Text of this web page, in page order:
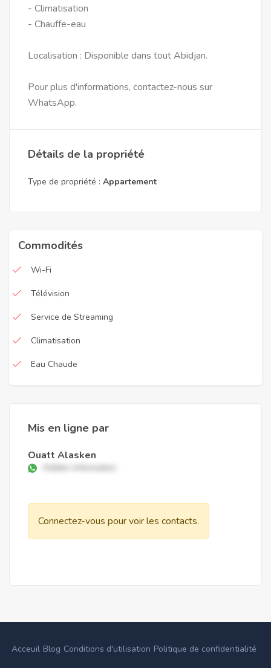
- Climatisation
- Chauffe-eau
Localisation : Disponible dans tout Abidjan.
Pour plus d'informations, contactez-nous sur
Détails de la propriété
Type de propriété : Appartement
Commodités
Wi-Fi
Télévision
Service de Streaming
Climatisation
Eau Chaude
Mis en ligne par
Ouatt Alasken
Hidden information
Connectez-vous pour voir les contacts.
Acceuil Blog Conditions d'utilisation Politique de confidentialité